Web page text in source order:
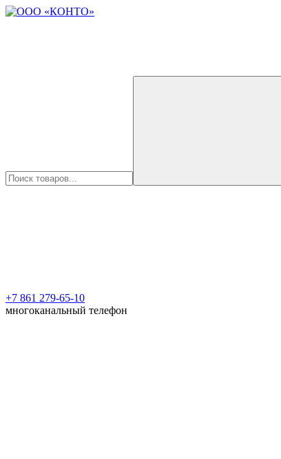
+7 861 279-65-10
многоканальный телефон